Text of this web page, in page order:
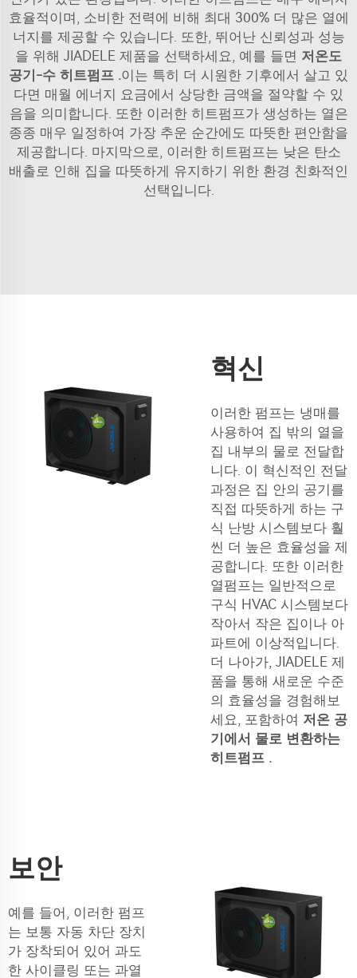
효율적이며, 소비한 전력에 비해 최대 300% 더 많은 열에
너지를 제공할 수 있습니다. 또한, 뛰어난 신뢰성과 성능
을 위해 JIADELE 제품을 선택하세요, 예를 들면 저온도
공기-수 히트펌프 .이는 특히 더 시원한 기후에서 살고 있
다면 매월 에너지 요금에서 상당한 금액을 절약할 수 있
음을 의미합니다. 또한 이러한 히트펌프가 생성하는 열은
종종 매우 일정하여 가장 추운 순간에도 따뜻한 편안함을
제공합니다. 마지막으로, 이러한 히트펌프는 낮은 탄소
배출로 인해 집을 따뜻하게 유지하기 위한 환경 친화적인
선택입니다.
혁신
이러한 펌프는 냉매를
사용하여 집 밖의 열을
집 내부의 물로 전달합
니다. 이 혁신적인 전달
과정은 집 안의 공기를
직접 따뜻하게 하는 구
식 난방 시스템보다 훨
씬 더 높은 효율성을 제
공합니다. 또한 이러한
열펌프는 일반적으로
구식 HVAC 시스템보다
작아서 작은 집이나 아
파트에 이상적입니다.
더 나아가, JIADELE 제
품을 통해 새로운 수준
의 효율성을 경험해보
세요, 포함하여 저온 공
기에서 물로 변환하는
히트펌프 .
보안
예를 들어, 이러한 펌프
는 보통 자동 차단 장치
가 장착되어 있어 과도
한 사이클링 또는 과열